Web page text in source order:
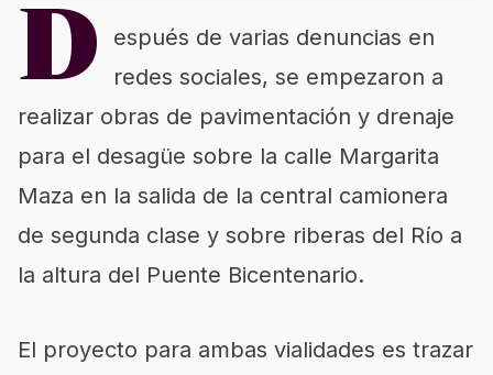
D
espués de varias denuncias en
redes sociales, se empezaron a
realizar obras de pavimentación y drenaje
para el desagüe sobre la calle Margarita
Maza en la salida de la central camionera
de segunda clase y sobre riberas del Río a
la altura del Puente Bicentenario.
El proyecto para ambas vialidades es trazar